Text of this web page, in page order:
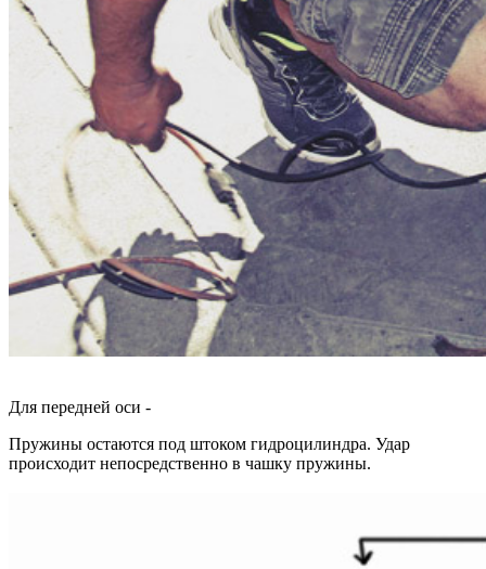
Для передней оси -
Пружины остаются под штоком гидроцилиндра. Удар
происходит непосредственно в чашку пружины.